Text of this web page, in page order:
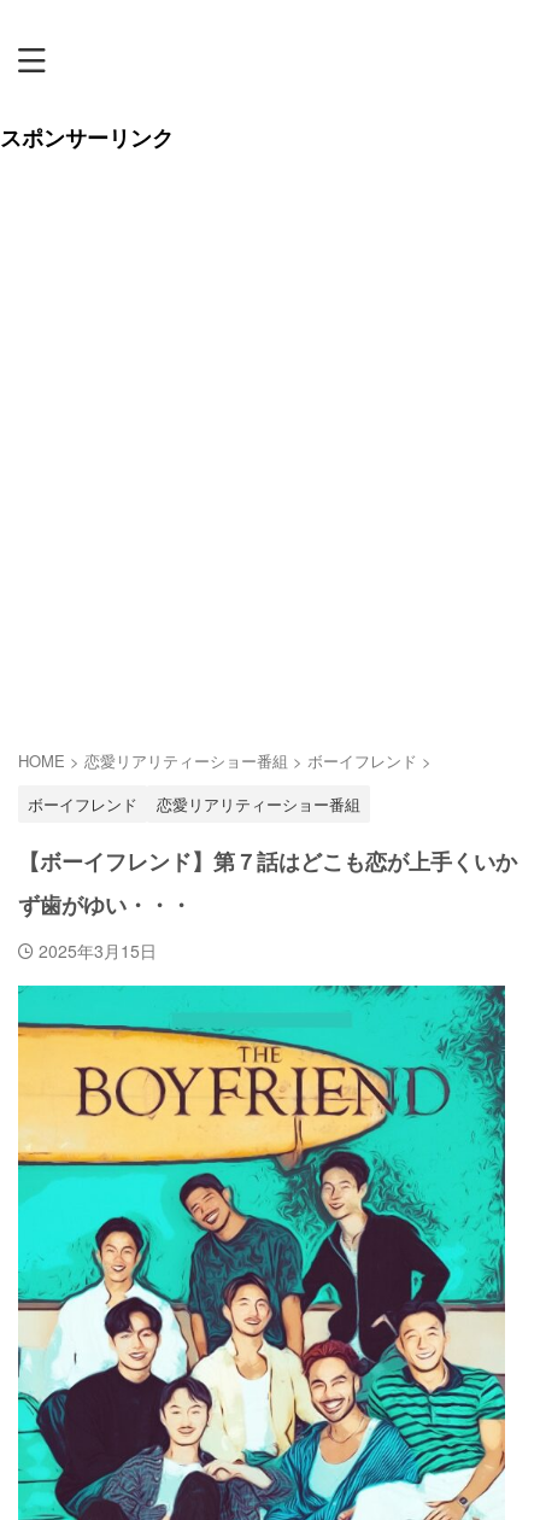
スポンサーリンク
HOME > 恋愛リアリティーショー番組 > ボーイフレンド >
ボーイフレンド
恋愛リアリティーショー番組
【ボーイフレンド】第７話はどこも恋が上手くいか
ず歯がゆい・・・
2025年3月15日